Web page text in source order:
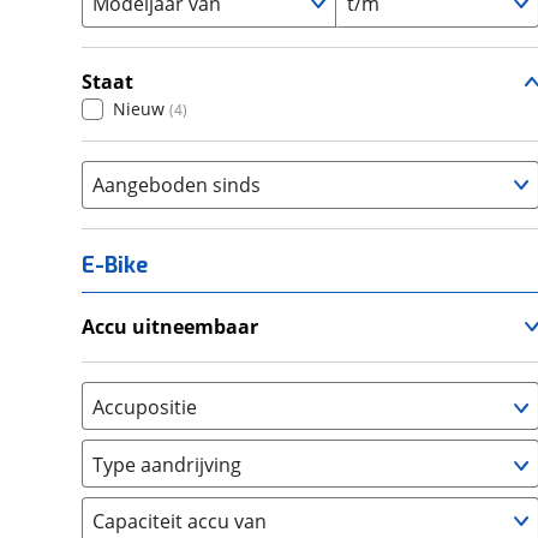
Staat
Nieuw (4)
Aangeboden sinds
E-Bike
Accu uitneembaar
Nee, vast (1)
Accupositie
Bagagedrager (0)
Frame (0 )
Vloer (0
Type aandrijving
Achterwiel (0)
Capaciteit accu van